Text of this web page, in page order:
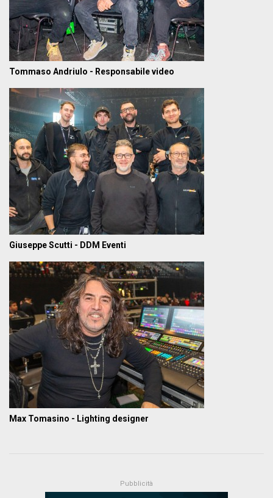
Tommaso Andriulo - Responsabile video
Giuseppe Scutti - DDM Eventi
Max Tomasino - Lighting designer